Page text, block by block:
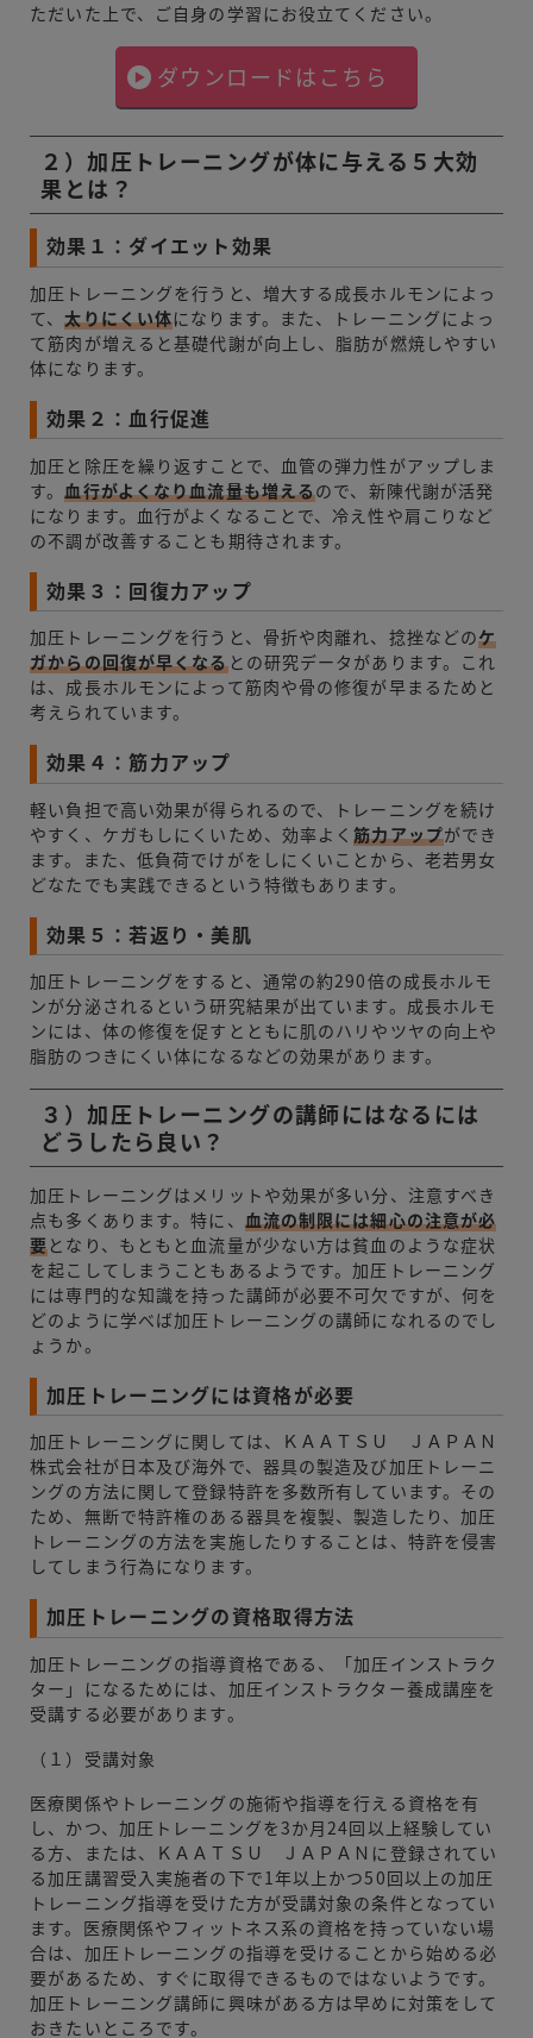
ただいた上で、ご自身の学習にお役立てください。
ダウンロードはこちら
２）加圧トレーニングが体に与える５大効
果とは？
効果１：ダイエット効果
加圧トレーニングを行うと、増大する成長ホルモンによっ
て、太りにくい体になります。また、トレーニングによっ
て筋肉が増えると基礎代謝が向上し、脂肪が燃焼しやすい
体になります。
効果２：血行促進
加圧と除圧を繰り返すことで、血管の弾力性がアップしま
す。血行がよくなり血流量も増えるので、新陳代謝が活発
になります。血行がよくなることで、冷え性や肩こりなど
の不調が改善することも期待されます。
効果３：回復力アップ
加圧トレーニングを行うと、骨折や肉離れ、捻挫などのケ
ガからの回復が早くなるとの研究データがあります。これ
は、成長ホルモンによって筋肉や骨の修復が早まるためと
考えられています。
効果４：筋力アップ
軽い負担で高い効果が得られるので、トレーニングを続け
やすく、ケガもしにくいため、効率よく筋力アップができ
ます。また、低負荷でけがをしにくいことから、老若男女
どなたでも実践できるという特徴もあります。
効果５：若返り・美肌
加圧トレーニングをすると、通常の約290倍の成長ホルモ
ンが分泌されるという研究結果が出ています。成長ホルモ
ンには、体の修復を促すとともに肌のハリやツヤの向上や
脂肪のつきにくい体になるなどの効果があります。
３）加圧トレーニングの講師にはなるには
どうしたら良い？
加圧トレーニングはメリットや効果が多い分、注意すべき
点も多くあります。特に、 血流の制限には細心の注意が必
要となり、もともと血流量が少ない方は貧血のような症状
を起こしてしまうこともあるようです。加圧トレーニング
には専門的な知識を持った講師が必要不可欠ですが、何を
どのように学べば加圧トレーニングの講師になれるのでし
ょうか。
加圧トレーニングには資格が必要
加圧トレーニングに関しては、ＫＡＡＴＳＵ ＪＡＰＡＮ
株式会社が日本及び海外で、器具の製造及び加圧トレーニ
ングの方法に関して登録特許を多数所有しています。その
ため、無断で特許権のある器具を複製、製造したり、加圧
トレーニングの方法を実施したりすることは、特許を侵害
してしまう行為になります。
加圧トレーニングの資格取得方法
加圧トレーニングの指導資格である、「加圧インストラク
ター」になるためには、加圧インストラクター養成講座を
受講する必要があります。
（１）受講対象
医療関係やトレーニングの施術や指導を行える資格を有
し、かつ、加圧トレーニングを3か月24回以上経験してい
る方、または、ＫＡＡＴＳＵ ＪＡＰＡＮに登録されてい
る加圧講習受入実施者の下で1年以上かつ50回以上の加圧
トレーニング指導を受けた方が受講対象の条件となってい
ます。医療関係やフィットネス系の資格を持っていない場
合は、加圧トレーニングの指導を受けることから始める必
要があるため、すぐに取得できるものではないようです。
加圧トレーニング講師に興味がある方は早めに対策をして
おきたいところです。